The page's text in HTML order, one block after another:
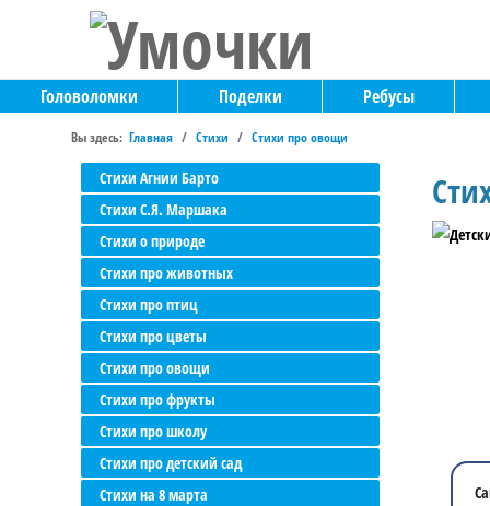
Головоломки Поделки Ребусы
Вы здесь: Главная Стихи Стихи про овощи
Стихи Агнии Барто
Стихи С.Я. Маршака
Стихи о природе
Стихи про животных
Стихи про птиц
Стихи про цветы
Стихи про овощи
Стихи про фрукты
Стихи про школу
Стихи про детский сад
Стихи на 8 марта